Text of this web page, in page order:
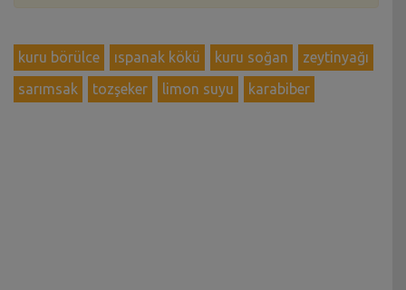
kuru börülce ıspanak kökü kuru soğan
zeytinyağı
sarımsak
tozşeker limon suyu karabiber